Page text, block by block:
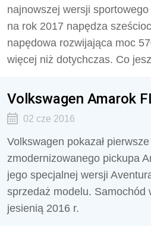
najnowszej wersji
na rok 2017 napędza
napędowa rozwijająca moc
więcej niż dotychczas. Co
Volkswagen Amarok
02 cze 2016
Volkswagen pokazał
zmodernizowanego pickupa
jego specjalnej wersji
sprzedaż modelu. Samochód
jesienią 2016 r.